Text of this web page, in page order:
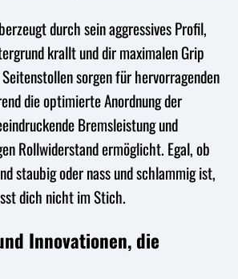
durch sein aggressives Profil,
krallt und dir maximalen Grip
sorgen für hervorragenden
die optimierte Anordnung der
Bremsleistung und
Rollwiderstand ermöglicht. Egal, ob
staubig oder nass und schlammig ist,
dich nicht im Stich.
Innovationen, die